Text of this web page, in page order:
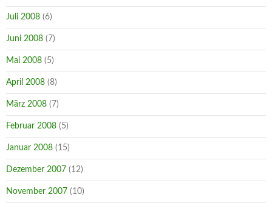
Juli 2008 (6)
Juni 2008 (7)
Mai 2008 (5)
April 2008 (8)
März 2008 (7)
Februar 2008 (5)
Januar 2008 (15)
Dezember 2007 (12)
November 2007 (10)